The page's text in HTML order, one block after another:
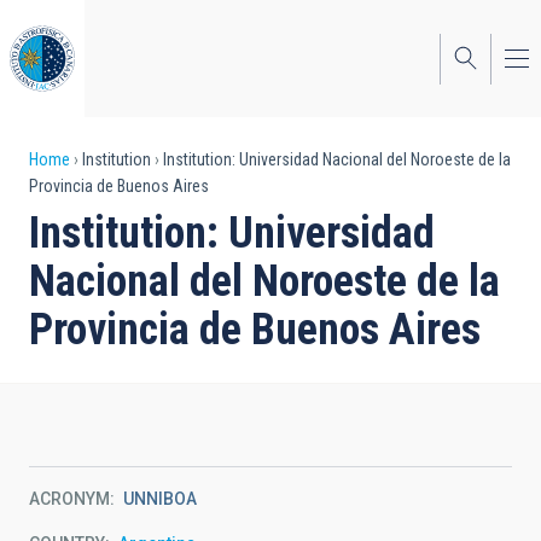
to
main
content
Breadcrumb
Home Institution
Institution: Universidad Nacional del Noroeste de la
Provincia de Buenos Aires
Institution: Universidad
Nacional del Noroeste de la
Provincia de Buenos Aires
ACRONYM UNNIBOA